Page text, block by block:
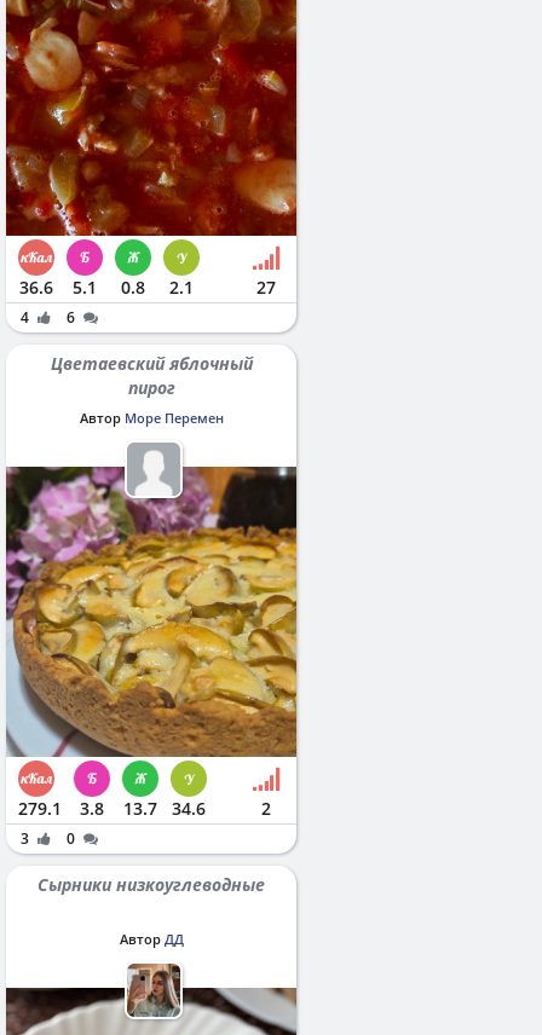
36.6 5.1 0.8 2.1 27
4 6
Цветаевский яблочный
пирог
Автор Море Перемен
279.1 3.8 13.7 34.6 2
3 0
Сырники низкоуглеводные
Автор ДД